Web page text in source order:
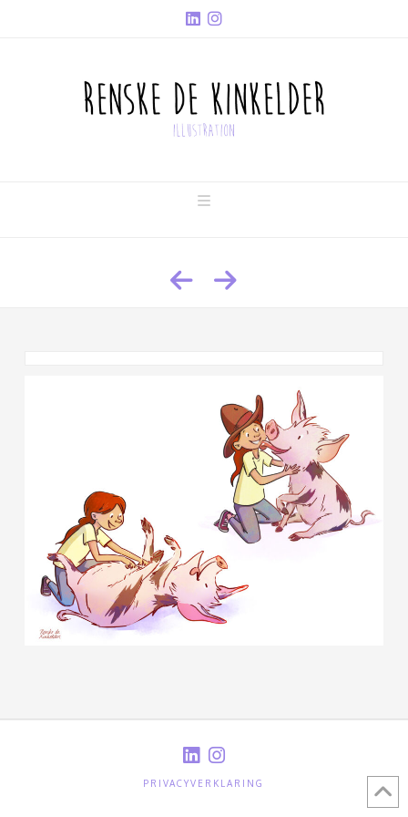
Navigation
PRIVACYVERKLARING